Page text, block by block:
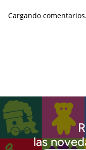
Cargando
las